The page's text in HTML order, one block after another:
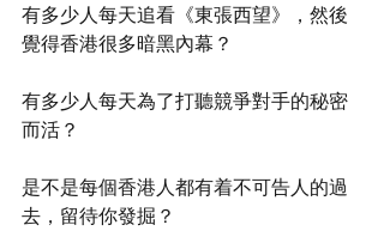
有多少人每天追看《東張西望》，然後
覺得香港很多暗黑內幕？
有多少人每天為了打聽競爭對手的秘密
而活？
是不是每個香港人都有着不可告人的過
去，留待你發掘？